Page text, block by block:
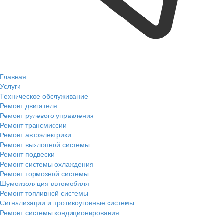
Главная
Услуги
Техническое обслуживание
Ремонт двигателя
Ремонт рулевого управления
Ремонт трансмиссии
Ремонт автоэлектрики
Ремонт выхлопной системы
Ремонт подвески
Ремонт системы охлаждения
Ремонт тормозной системы
Шумоизоляция автомобиля
Ремонт топливной системы
Сигнализации и противоугонные системы
Ремонт системы кондиционирования